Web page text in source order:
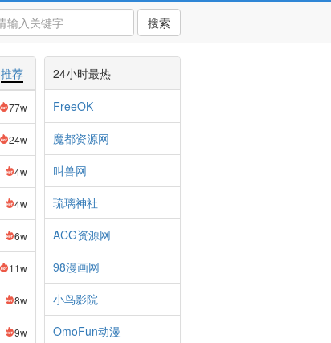
搜索
推荐
77w
24w
4w
4w
6w
11w
8w
9w
24小时最热
FreeOK
魔都资源网
叫兽网
琉璃神社
ACG资源网
98漫画网
小鸟影院
OmoFun动漫